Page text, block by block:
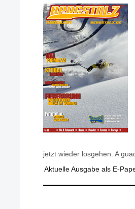
jetzt wieder losgehen. A
Aktuelle Ausgabe als E-